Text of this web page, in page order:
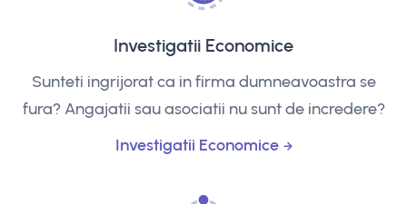
Investigatii Economice
Sunteti ingrijorat ca in firma dumneavoastra se
fura? Angajatii sau asociatii nu sunt de incredere?
Investigatii Economice